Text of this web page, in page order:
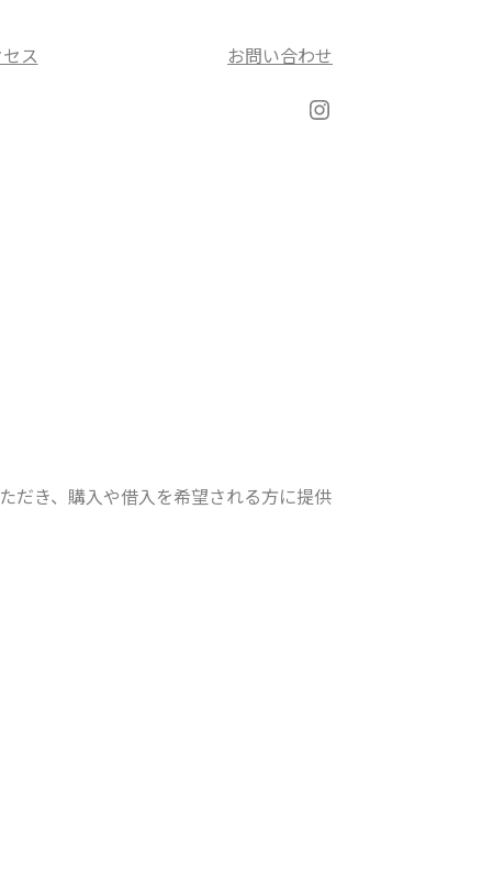
ス お問い合わせ
Instagram
だき、購入や借入を希望される方に提供